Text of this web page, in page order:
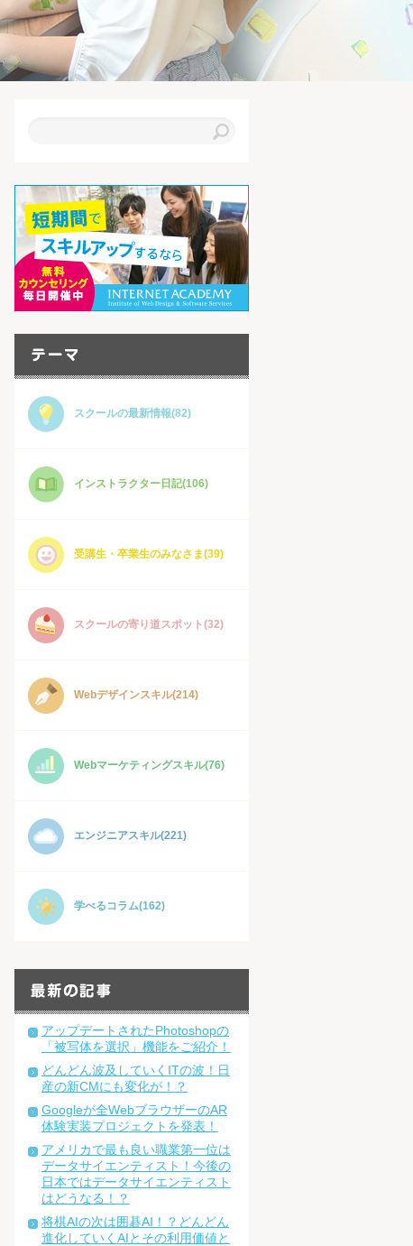
スクールの最新情報(82)
インストラクター日記(106)
受講生・卒業生のみなさま(39)
スクールの寄り道スポット(32)
Webデザインスキル(214)
Webマーケティングスキル(76)
エンジニアスキル(221)
学べるコラム(162)
アップデートされたPhotoshopの
「被写体を選択」機能をご紹介！
どんどん波及していくITの波！日
産の新CMにも変化が！？
Googleが全WebブラウザーのAR
体験実装プロジェクトを発表！
アメリカで最も良い職業第一位は
データサイエンティスト！今後の
日本ではデータサイエンティスト
はどうなる！？
将棋AIの次は囲碁AI！？どんどん
進化していくAIとその利用価値と